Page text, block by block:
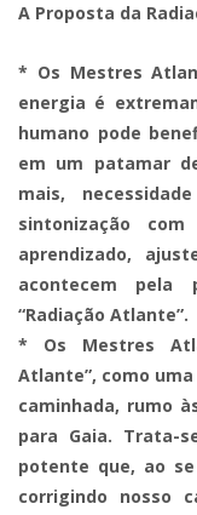
A Proposta da
* Os Mestres
energia é
humano pode
em um patamar
mais,
sintonização
aprendizado,
acontecem pela
“Radiação Atlante”.
* Os Mestres
Atlante”, como
caminhada, rumo
para Gaia. Trata-
potente que, ao
corrigindo nosso